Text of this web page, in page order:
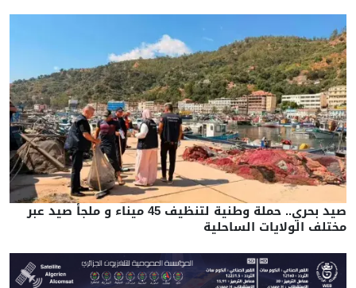
صيد بحري.. حملة وطنية لتنظيف 45 ميناء و ملجأ صيد عبر
مختلف الولايات الساحلية